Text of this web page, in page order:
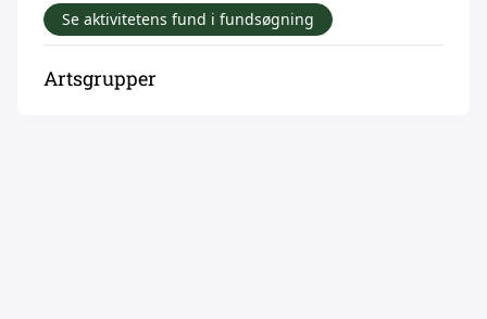
Se aktivitetens fund i fundsøgning
Artsgrupper